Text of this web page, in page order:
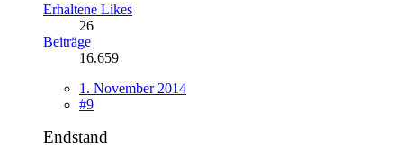
Erhaltene Likes
26
Beiträge
16.659
1. November 2014
#9
Endstand